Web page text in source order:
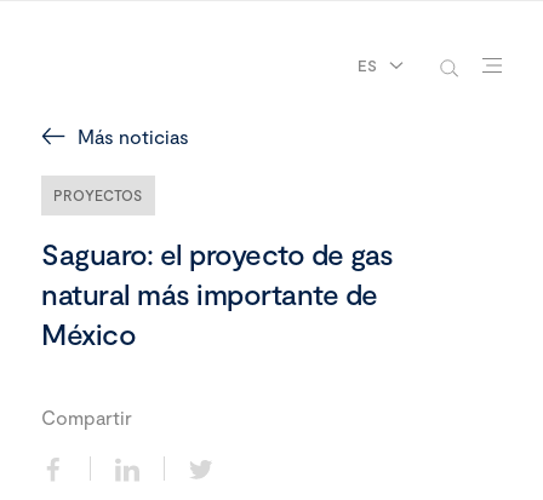
ES
Más noticias
PROYECTOS
Saguaro: el proyecto de gas
natural más importante de
México
Compartir